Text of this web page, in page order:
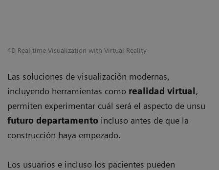
4D Real-time Visualization with Virtual Reality
Las soluciones de visualización modernas,
incluyendo herramientas como realidad virtual ,
permiten experimentar cuál será el aspecto de unsu
futuro departamento incluso antes de que la
construcción haya empezado.
Los usuarios e incluso los pacientes pueden